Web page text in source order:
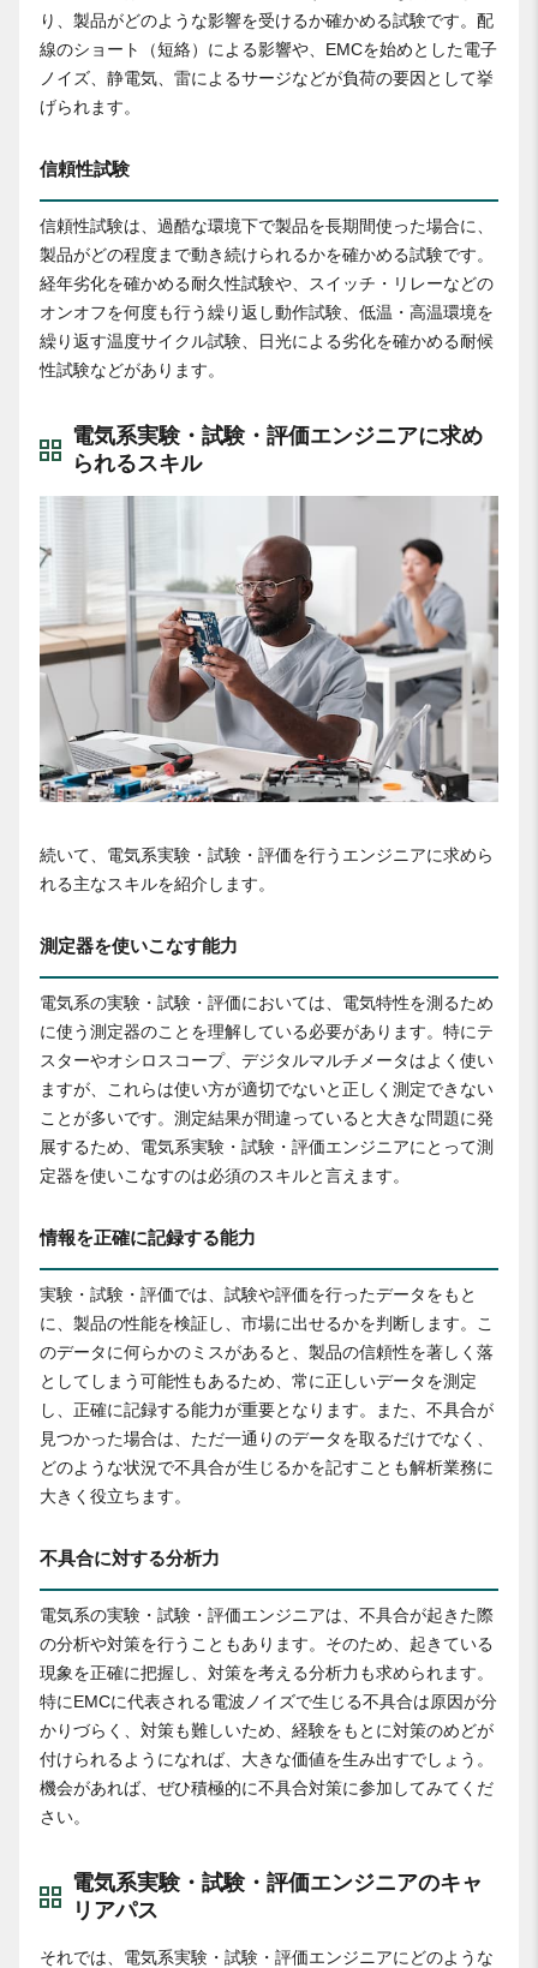
り、製品がどのような影響を受けるか確かめる試験です。配
線のショート（短絡）による影響や、EMCを始めとした電子
ノイズ、静電気、雷によるサージなどが負荷の要因として挙
げられます。
信頼性試験
信頼性試験は、過酷な環境下で製品を長期間使った場合に、
製品がどの程度まで動き続けられるかを確かめる試験です。
経年劣化を確かめる耐久性試験や、スイッチ・リレーなどの
オンオフを何度も行う繰り返し動作試験、低温・高温環境を
繰り返す温度サイクル試験、日光による劣化を確かめる耐候
性試験などがあります。
電気系実験・試験・評価エンジニアに求め
られるスキル
続いて、電気系実験・試験・評価を行うエンジニアに求めら
れる主なスキルを紹介します。
測定器を使いこなす能力
電気系の実験・試験・評価においては、電気特性を測るため
に使う測定器のことを理解している必要があります。特にテ
スターやオシロスコープ、デジタルマルチメータはよく使い
ますが、これらは使い方が適切でないと正しく測定できない
ことが多いです。測定結果が間違っていると大きな問題に発
展するため、電気系実験・試験・評価エンジニアにとって測
定器を使いこなすのは必須のスキルと言えます。
情報を正確に記録する能力
実験・試験・評価では、試験や評価を行ったデータをもと
に、製品の性能を検証し、市場に出せるかを判断します。こ
のデータに何らかのミスがあると、製品の信頼性を著しく落
としてしまう可能性もあるため、常に正しいデータを測定
し、正確に記録する能力が重要となります。また、不具合が
見つかった場合は、ただ一通りのデータを取るだけでなく、
どのような状況で不具合が生じるかを記すことも解析業務に
大きく役立ちます。
不具合に対する分析力
電気系の実験・試験・評価エンジニアは、不具合が起きた際
の分析や対策を行うこともあります。そのため、起きている
現象を正確に把握し、対策を考える分析力も求められます。
特にEMCに代表される電波ノイズで生じる不具合は原因が分
かりづらく、対策も難しいため、経験をもとに対策のめどが
付けられるようになれば、大きな価値を生み出すでしょう。
機会があれば、ぜひ積極的に不具合対策に参加してみてくだ
さい。
電気系実験・試験・評価エンジニアのキャ
リアパス
それでは、電気系実験・試験・評価エンジニアにどのような